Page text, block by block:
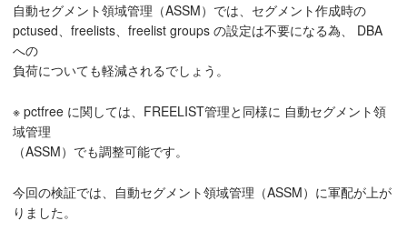
自動セグメント領域管理（ASSM）では、セグメント作成時の
pctused、freelists、freelist groups の設定は不要になる為、 DBA
への
負荷についても軽減されるでしょう。
※ pctfree に関しては、FREELIST管理と同様に 自動セグメント領
域管理
（ASSM）でも調整可能です。
今回の検証では、自動セグメント領域管理（ASSM）に軍配が上が
りました。